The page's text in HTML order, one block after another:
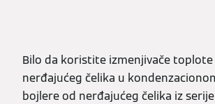
Bilo da koristite izmenjivače toplote
nerđajućeg čelika u
bojlere od nerđajućeg čelika iz